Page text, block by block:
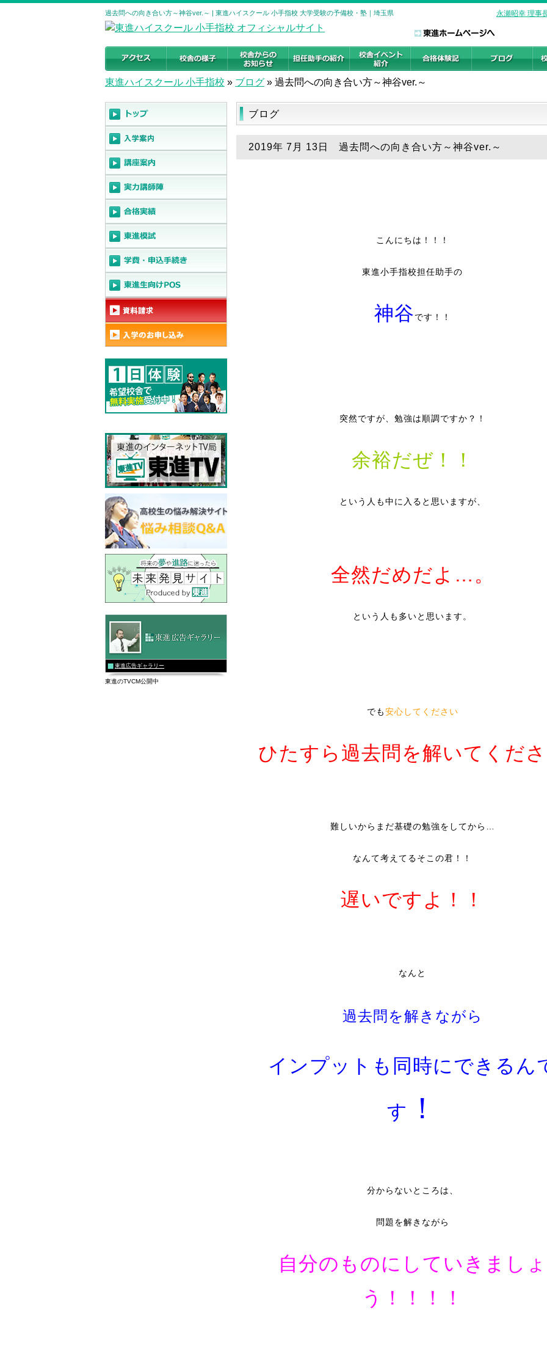
過去問への向き合い方～神谷ver.～ | 東進ハイスクール 小手指校 大学受験の予備校・塾｜埼玉県 永瀬昭幸 理事
東進ハイスクール 小手指校 » ブログ » 過去問への向き合い方～神谷ver.～
ブログ
2019年 7月 13日 過去問への向き合い方～神谷ver.～
こんにちは！！！
東進小手指校担任助手の
神谷です！！
突然ですが、勉強は順調ですか？！
余裕だぜ！！
という人も中に入ると思いますが、
全然だめだよ…。
という人も多いと思います。
でも安心してください
ひたすら過去問を解いてくだ
難しいからまだ基礎の勉強をしてから…
なんて考えてるそこの君！！
遅いですよ！！
なんと
過去問を解きながら
インプットも同時にできるん
す ！
分からないところは、
問題を解きながら
自分のものにしていきましょ
う！！！！
東進広告ギャラリー
東進のTVCM公開中